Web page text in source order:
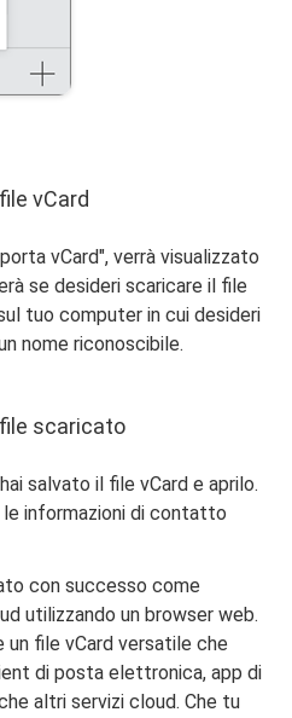
vCard
vCard", verrà visualizzato
se desideri scaricare il file
tuo computer in cui desideri
nome riconoscibile.
scaricato
salvato il file vCard e aprilo.
informazioni di contatto
con successo come
utilizzando un browser web.
file vCard versatile che
di posta elettronica, app di
altri servizi cloud. Che tu